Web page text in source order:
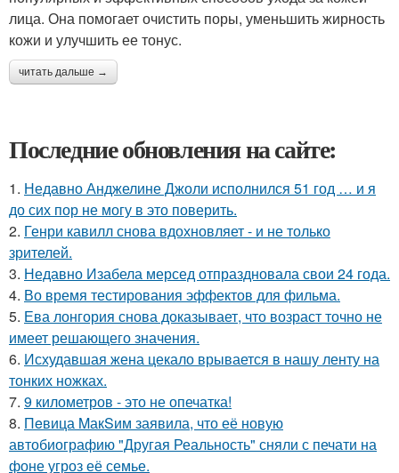
лица. Она помогает очистить поры, уменьшить жирность
кожи и улучшить ее тонус.
читать дальше →
Последние обновления на сайте:
1. Недавно Анджелине Джоли исполнился 51 год … и я
до сих пор не могу в это поверить.
2. Генри кавилл снова вдохновляет - и не только
зрителей.
3. Недавно Изабела мерсед отпраздновала свои 24 года.
4. Во время тестирования эффектов для фильма.
5. Ева лонгория снова доказывает, что возраст точно не
имеет решающего значения.
6. Исхудавшая жена цекало врывается в нашу ленту на
тонких ножках.
7. 9 километров - это не опечатка!
8. Пeвица MакSим заявила, что её новую
автобиографию "Другая Реальность" сняли с печати на
фоне угроз её семье.